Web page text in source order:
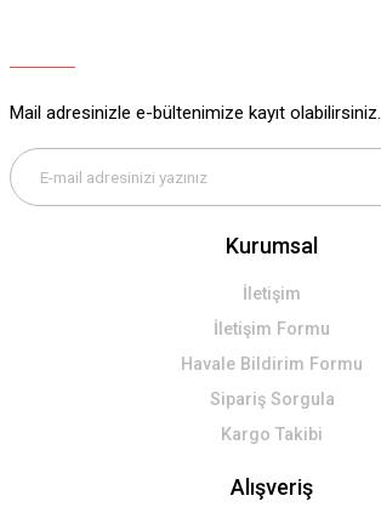
Bu ürüne benzer farklı alternatifler olmalı.
Gönder
Mail adresinizle e-bültenimize kayıt olabilirsiniz.
Kurumsal
İletişim
İletişim Formu
Havale Bildirim Formu
Sipariş Sorgula
Kargo Takibi
Alışveriş